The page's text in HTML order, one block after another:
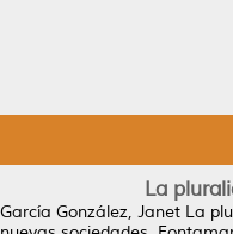
La
García González, Janet La